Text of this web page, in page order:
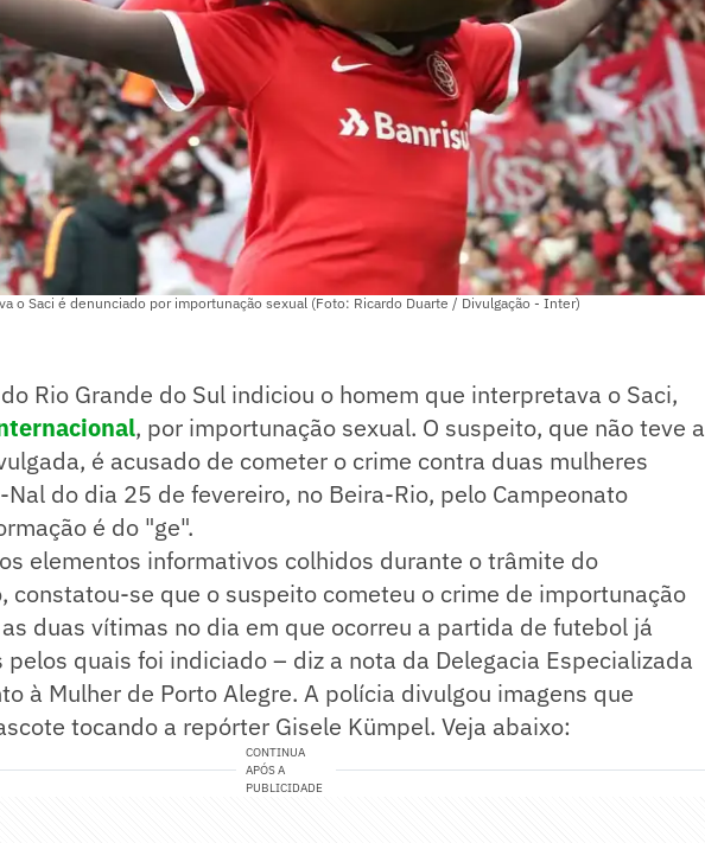
o Saci é denunciado por importunação sexual (Foto: Ricardo Duarte / Divulgação - Inter)
Rio Grande do Sul indiciou o homem que interpretava o Saci,
, por importunação sexual. O suspeito, que não teve a
é acusado de cometer o crime contra duas mulheres
Nal do dia 25 de fevereiro, no Beira-Rio, pelo Campeonato
é do "ge".
elementos informativos colhidos durante o trâmite do
constatou-se que o suspeito cometeu o crime de importunação
duas vítimas no dia em que ocorreu a partida de futebol já
quais foi indiciado – diz a nota da Delegacia Especializada
à Mulher de Porto Alegre. A polícia divulgou imagens que
tocando a repórter Gisele Kümpel. Veja abaixo:
CONTINUA
APÓS A
PUBLICIDADE